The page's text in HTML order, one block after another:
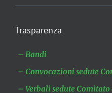
Trasparenza
– Bandi
– Convocazioni sedute
– Verbali sedute Comitato